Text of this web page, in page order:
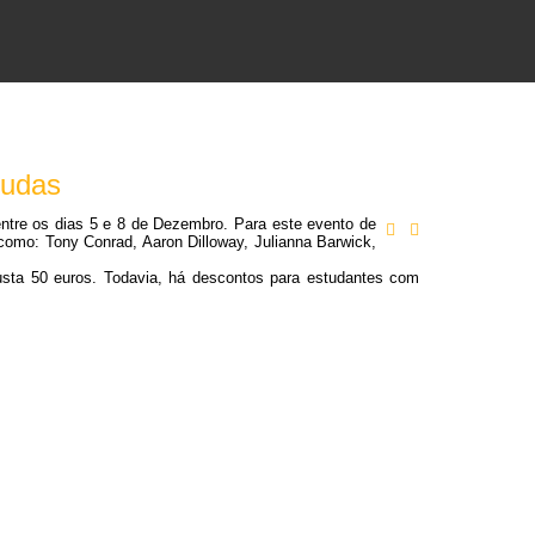
os dias 5 e 8 de Dezembro. Para este evento de
Tony Conrad, Aaron Dilloway, Julianna Barwick,
50 euros. Todavia, há descontos para estudantes com